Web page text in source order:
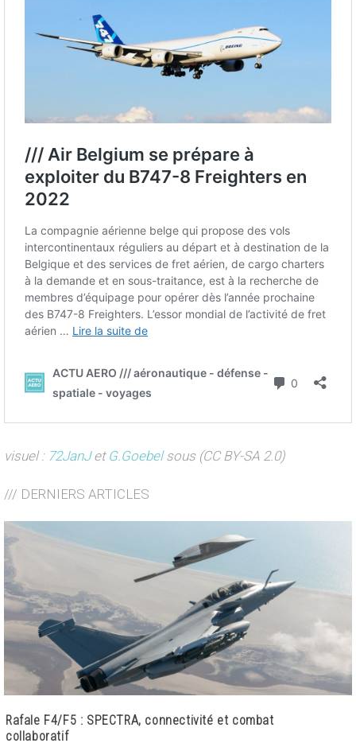
visuel : 72JanJet G.Goebelsous (CC BY-SA 2.0)
/// DERNIERS ARTICLES
Rafale F4/F5 : SPECTRA, connectivité et combat
collaboratif